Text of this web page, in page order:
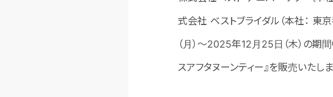
式会社 ベストブライダル（本社：
（月）～2025年12月25日（木）の期
スアフタヌーンティー』を販売いたしま